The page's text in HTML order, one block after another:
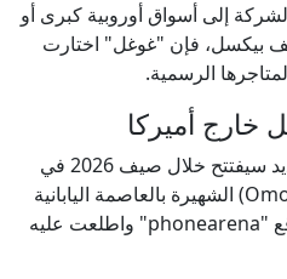
للفنون الجميلة: من
من بناء قوس النصر قبل
بشأن نقص الذخيرة
إلى أسواق أوروبية كبرى أو
بيكسل، فإن "غوغل" اختارت
الرسمية.
خارج أميركا
كشفت الشركة أن متجرها الجديد سيفتتح خلال صيف 2026 في
منطقة أوموتيساندو (Omotesando) الشهيرة بالعاصمة اليابانية
طوكيو، بحسب تقرير نشره موقع "phonearena" واطلعت عليه